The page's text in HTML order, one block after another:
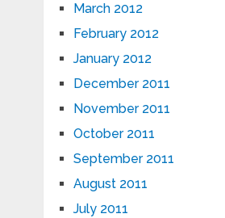
March 2012
February 2012
January 2012
December 2011
November 2011
October 2011
September 2011
August 2011
July 2011